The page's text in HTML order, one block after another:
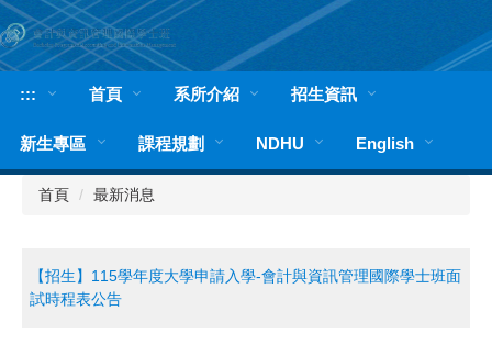
跳
到
主
容
區
::: 首頁 系所介紹 招生資訊
新生專區 課程規劃 NDHU English
首頁 最新消息
【招生】115學年度大學申請入學-會計與資訊管理國際學士班面
試時程表公告